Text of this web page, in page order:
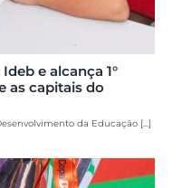
e alcança 1°
as capitais do
da Educação [...]